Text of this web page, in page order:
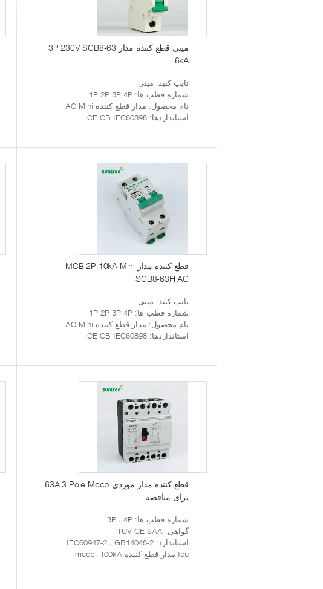
مینی قطع کننده مدار 3P 230V SCB8-63
6kA
تایپ کنید: مینی
شماره قطب ها: 1P 2P 3P 4P
نام محصول: مدار قطع کننده AC Mini
استانداردها: CE CB IEC60898
قطع کننده مدار MCB 2P 10kA Mini
SCB8-63H AC
تایپ کنید: مینی
شماره قطب ها: 1P 2P 3P 4P
نام محصول: مدار قطع کننده AC Mini
استانداردها: CE CB IEC60898
قطع کننده مدار موردی 63A 3 Pole Mccb
برای مناقصه
شماره قطب ها: 3P ، 4P
گواهی: TUV CE SAA
استاندارد: IEC60947-2 ، GB14048-2
Icu مدار قطع کننده mccb
: 100kA